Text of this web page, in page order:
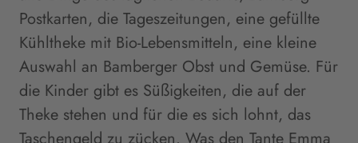
Postkarten, die Tageszeitungen, eine gefüllte
Kühltheke mit Bio-Lebensmitteln, eine kleine
Auswahl an Bamberger Obst und Gemüse. Für
die Kinder gibt es Süßigkeiten, die auf der
Theke stehen und für die es sich lohnt, das